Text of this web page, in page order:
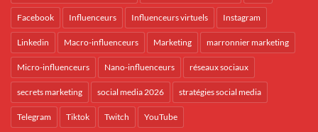
Facebook Influenceurs Influenceurs virtuels Instagram
Linkedin Macro-influenceurs Marketing marronnier marketing
Micro-influenceurs Nano-influenceurs réseaux sociaux
secrets marketing social media 2026 stratégies social media
Telegram Tiktok Twitch YouTube